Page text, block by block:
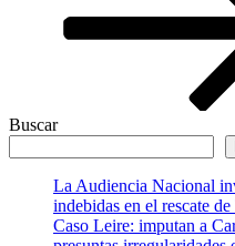
Buscar
La Audiencia Nacional
indebidas en el rescate
Caso Leire: imputan a